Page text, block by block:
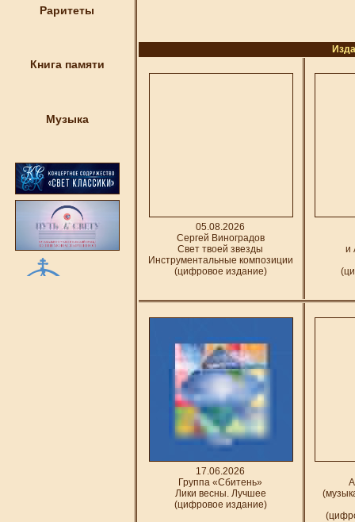
Раритеты
Книга памяти
Музыка
05.08.2026
Сергей Виноградов
Свет твоей звезды
Инструментальные композиции
(цифровое издание)
и
17.06.2026
Группа «Сбитень»
Лики весны. Лучшее
(цифровое издание)